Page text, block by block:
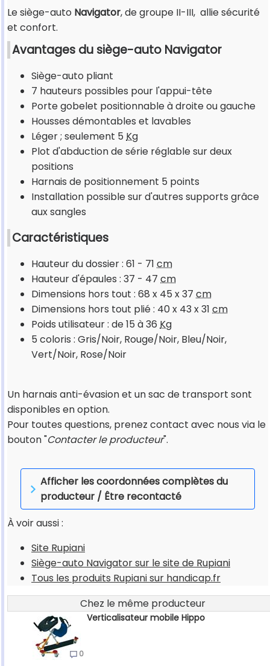
Le siège-auto Navigator, de groupe II-III, allie sécurité
et confort.
Avantages du siège-auto Navigator
Siège-auto pliant
7 hauteurs possibles pour l'appui-tête
Porte gobelet positionnable à droite ou gauche
Housses démontables et lavables
Léger ; seulement 5 Kg
Plot d'abduction de série réglable sur deux
positions
Harnais de positionnement 5 points
Installation possible sur d'autres supports grâce
aux sangles
Caractéristiques
Hauteur du dossier : 61 - 71 cm
Hauteur d'épaules : 37 - 47 cm
Dimensions hors tout : 68 x 45 x 37 cm
Dimensions hors tout plié : 40 x 43 x 31 cm
Poids utilisateur : de 15 à 36 Kg
5 coloris : Gris/Noir, Rouge/Noir, Bleu/Noir,
Vert/Noir, Rose/Noir
Un harnais anti-évasion et un sac de transport sont
disponibles en option.
Pour toutes questions, prenez contact avec nous via le
bouton "Contacter le producteur".
Afficher les coordonnées complètes du
producteur / Être recontacté
À voir aussi :
Site Rupiani
Siège-auto Navigator sur le site de Rupiani
Tous les produits Rupiani sur handicap.fr
Chez le même producteur
Verticalisateur mobile Hippo
0